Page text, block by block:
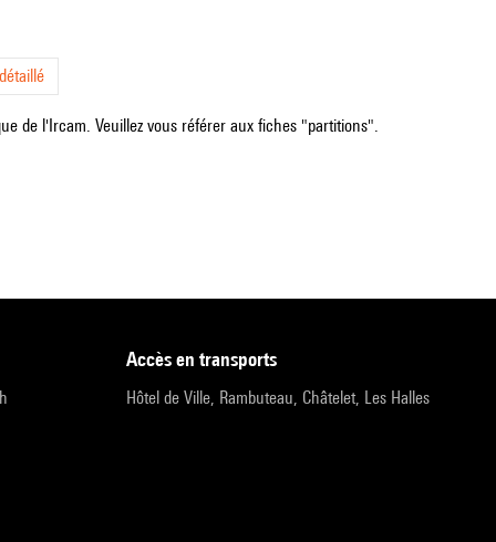
de l'Ircam. Veuillez vous référer aux fiches "partitions".
accès en transports
Hôtel de Ville, Rambuteau, Châtelet, Les Halles